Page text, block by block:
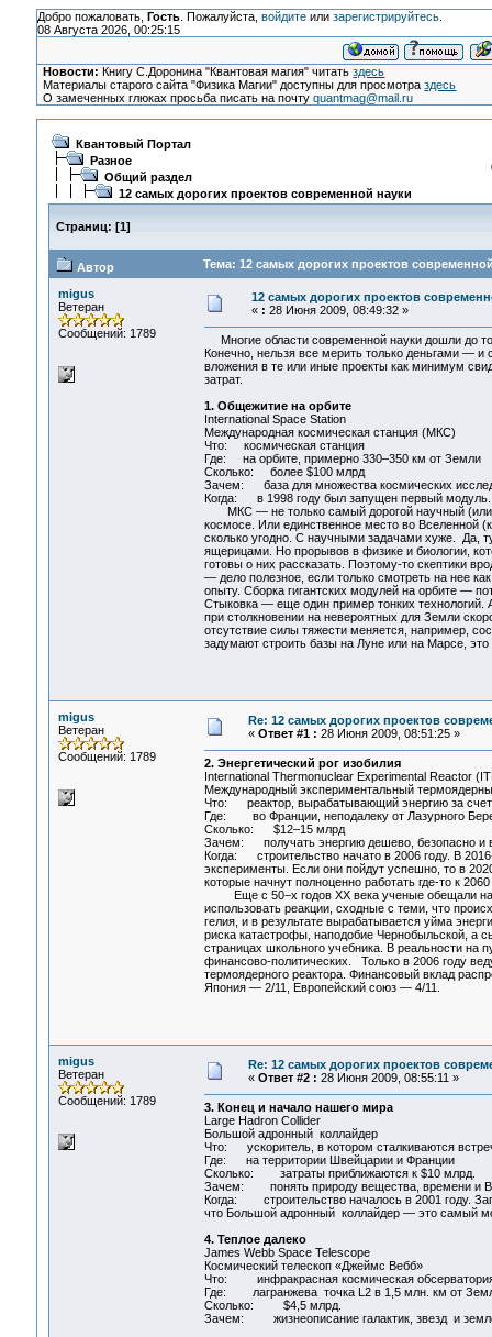
Добро пожаловать, Гость. Пожалуйста, войдитеили зарегистрируйтесь.
08 Августа 2026, 00:25:15
Новости: Книгу С.Доронина "Квантовая магия" читатьздесь
Материалы старого сайта "Физика Магии" доступны для просмотраздесь
О замеченных глюках просьба писать на почтуquantmag@mail.ru
Квантовый Портал
Разное
Общий раздел
12 самых дорогих проектов современной науки
Страниц: [1]
Автор Тема: 12 самых дорогих проектов
migus
Ветеран
Сообщений: 1789
12 самых дорогих проектов
« : 28 Июня 2009, 08:49:32 »
Многие области современной науки дошли до
Конечно, нельзя все мерить только деньгами —
вложения в те или иные проекты как минимум
затрат.
1. Общежитие на орбите
International Space Station
Международная космическая станция (МКС)
Что: космическая станция
Где: на орбите, примерно 330–350 км от Земли
Сколько: более $100 млрд
Зачем: база для множества космических
Когда: в 1998 году был запущен первый модуль.
МКС — не только самый дорогой научный (или
космосе. Или единственное место во Вселенной
сколько угодно. С научными задачами хуже. Да,
ящерицами. Но прорывов в физике и биологии,
готовы о них рассказать. Поэтому-то скептики
— дело полезное, если только смотреть на нее
опыту. Сборка гигантских модулей на орбите —
Стыковка — еще один пример тонких технологий.
при столкновении на невероятных для Земли
отсутствие силы тяжести меняется, например,
задумают строить базы на Луне или на Марсе, это
migus
Ветеран
Сообщений: 1789
Re: 12 самых дорогих проектов
« Ответ #1 : 28 Июня 2009, 08:51:25 »
2. Энергетический рог изобилия
International Thermonuclear Experimental Reactor
Международный экспериментальный
Что: реактор, вырабатывающий энергию за счет
Где: во Франции, неподалеку от Лазурного
Сколько: $12–15 млрд
Зачем: получать энергию дешево, безопасно и
Когда: строительство начато в 2006 году. В
эксперименты. Если они пойдут успешно, то в
которые начнут полноценно работать где-то к 2060
Еще с 50−х годов XX века ученые обещали
использовать реакции, сходные с теми, что
гелия, и в результате вырабатывается уйма
риска катастрофы, наподобие Чернобыльской, а
страницах школьного учебника. В реальности на
финансово-политических. Только в 2006 году
термоядерного реактора. Финансовый вклад
Япония — 2/11, Европейский союз — 4/11.
migus
Ветеран
Сообщений: 1789
Re: 12 самых дорогих проектов
« Ответ #2 : 28 Июня 2009, 08:55:11 »
3. Конец и начало нашего мира
Large Hadron Collider
Большой адронный коллайдер
Что: ускоритель, в котором сталкиваются
Где: на территории Швейцарии и Франции
Сколько: затраты приближаются к $10 млрд.
Зачем: понять природу вещества, времени и
Когда: строительство началось в 2001 году.
что Большой адронный коллайдер — это самый
4. Теплое далеко
James Webb Space Telescope
Космический телескоп «Джеймс Вебб»
Что: инфракрасная космическая
Где: лагранжева точка L2 в 1,5 млн. км от
Сколько: $4,5 млрд.
Зачем: жизнеописание галактик, звезд и